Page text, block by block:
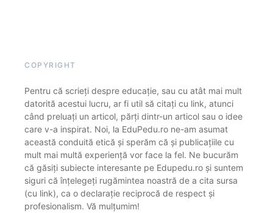
COPYRIGHT
Pentru că scrieți despre educație, sau cu atât mai mult
datorită acestui lucru, ar fi util să citați cu link, atunci
când preluați un articol, părți dintr-un articol sau o idee
care v-a inspirat. Noi, la EduPedu.ro ne-am asumat
această conduită etică și sperăm că și publicațiile cu
mult mai multă experiență vor face la fel. Ne bucurăm
că găsiți subiecte interesante pe Edupedu.ro și suntem
siguri că înțelegeți rugămintea noastră de a cita sursa
(cu link), ca o declarație reciprocă de respect și
profesionalism. Vă mulțumim!